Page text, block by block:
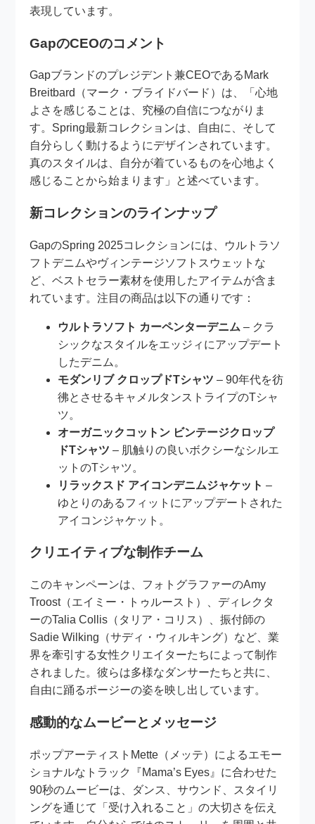
表現しています。
GapのCEOのコメント
Gapブランドのプレジデント兼CEOであるMark
Breitbard（マーク・ブライドバード）は、「心地
よさを感じることは、究極の自信につながりま
す。Spring最新コレクションは、自由に、そして
自分らしく動けるようにデザインされています。
真のスタイルは、自分が着ているものを心地よく
感じることから始まります」と述べています。
新コレクションのラインナップ
GapのSpring 2025コレクションには、ウルトラソ
フトデニムやヴィンテージソフトスウェットな
ど、ベストセラー素材を使用したアイテムが含ま
れています。注目の商品は以下の通りです：
ウルトラソフト カーペンターデニム – クラ
シックなスタイルをエッジィにアップデート
したデニム。
モダンリブ クロップドTシャツ – 90年代を彷
彿とさせるキャメルタンストライプのTシャ
ツ。
オーガニックコットン ビンテージクロップ
ドTシャツ – 肌触りの良いボクシーなシルエ
ットのTシャツ。
リラックスド アイコンデニムジャケット –
ゆとりのあるフィットにアップデートされた
アイコンジャケット。
クリエイティブな制作チーム
このキャンペーンは、フォトグラファーのAmy
Troost（エイミー・トゥルースト）、ディレクタ
ーのTalia Collis（タリア・コリス）、振付師の
Sadie Wilking（サディ・ウィルキング）など、業
界を牽引する女性クリエイターたちによって制作
されました。彼らは多様なダンサーたちと共に、
自由に踊るポージーの姿を映し出しています。
感動的なムービーとメッセージ
ポップアーティストMette（メッテ）によるエモー
ショナルなトラック『Mama’s Eyes』に合わせた
90秒のムービーは、ダンス、サウンド、スタイリ
ングを通じて「受け入れること」の大切さを伝え